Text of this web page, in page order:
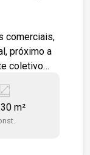
comerciais,
coletivo
cozinha
todo em
m²